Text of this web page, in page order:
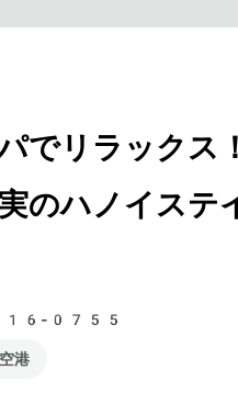
でリラックス
のハノイステ
0755
港